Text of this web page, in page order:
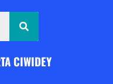
CIWIDEY